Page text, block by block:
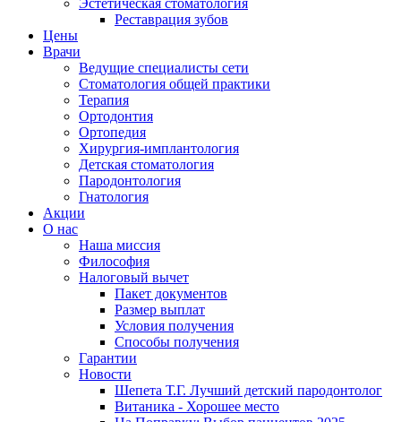
Эстетическая стоматология
Реставрация зубов
Цены
Врачи
Ведущие специалисты сети
Стоматология общей практики
Терапия
Ортодонтия
Ортопедия
Хирургия-имплантология
Детская стоматология
Пародонтология
Гнатология
Акции
О нас
Наша миссия
Философия
Налоговый вычет
Пакет документов
Размер выплат
Условия получения
Способы получения
Гарантии
Новости
Шепета Т.Г. Лучший детский пародонтолог
Витаника - Хорошее место